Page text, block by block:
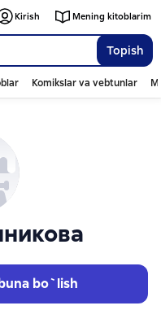
Topish
Kirish Mening kitoblarim
Komikslar va vebtunlar
bo`lish